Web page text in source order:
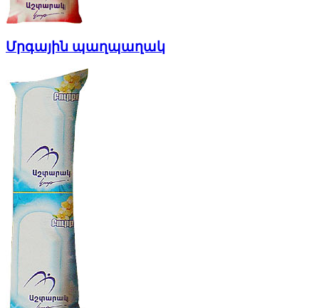
Մրգային պաղպաղակ